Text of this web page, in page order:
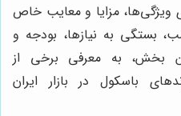
ویژگی‌ها، مزایا و معایب خاص
بستگی به نیازها، بودجه و
بخش، به معرفی برخی از
باسکول در بازار ایران